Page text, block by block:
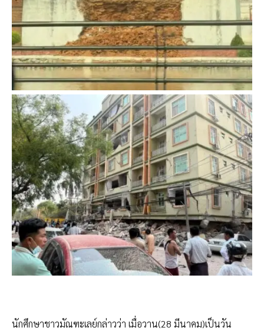
นักศึกษาชาวมัณฑะเลย์กล่าวว่า เมื่อวาน(28 มีนาคม)เป็นวัน